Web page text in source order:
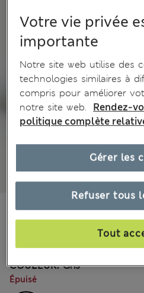
19 les commentaires reçus
CHF45.90
Tous les prix incluent les taxes et les
COULEUR: Gris
Épuisé
Votre vie privée
importante
Notre site web utilise des
technologies similaires à
compris pour améliorer
notre site web.
Rendez-
politique complète
Refuser tous
Tout
Gérer les